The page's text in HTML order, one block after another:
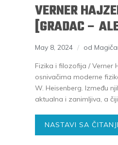
VERNER
[GRADAC –
May 8, 2024 od
Fizika i filozofija / Verner
osnivačima moderne
W. Heisenberg. Između
aktualna i zanimljiva, a
NASTAVI SA